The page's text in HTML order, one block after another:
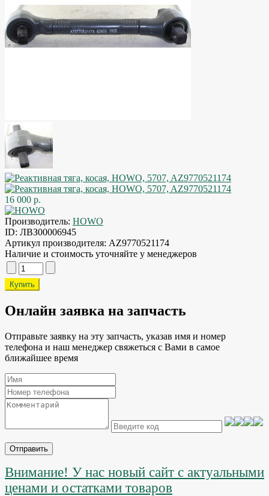
16 000 р.
Производитель: HOWO
ID: ЛВЗ00006945
Артикул производителя: AZ9770521174
Наличие и стоимость уточняйте у менеджеров
Онлайн заявка на запчасть
Отправьте заявку на эту запчасть, указав имя и номер
телефона и наш менеджер свяжеться с Вами в самое
ближайшее время
Отправить
Внимание! У нас новый сайт с актуальными
ценами и остатками товаров